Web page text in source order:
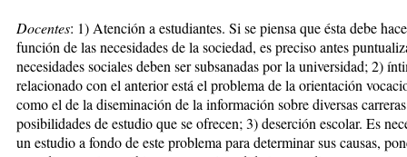
Docentes: 1) Atención a estudiantes. Si se piensa que ésta debe
función de las necesidades de la so­cie­dad, es preciso antes
necesidades sociales deben ser sub­­sanadas por la universidad; 2)
relacionado con el anterior está el problema de la orientación
como el de la diseminación de la información sobre diversas
posibilidades de estudio que se ofrecen; 3) deserción escolar. Es
un estudio a fondo de es­te problema para determinar sus cau­sas,